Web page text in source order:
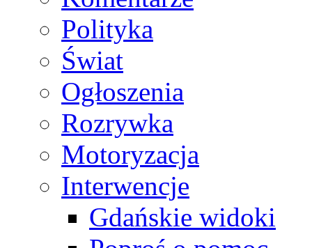
Polityka
Świat
Ogłoszenia
Rozrywka
Motoryzacja
Interwencje
Gdańskie widoki